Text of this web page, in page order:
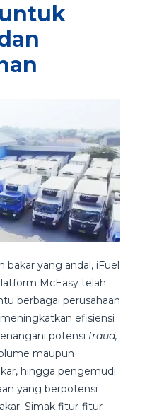
bakar yang andal, iFuel
McEasy telah
berbagai perusahaan
efisiensi
potensi fraud,
maupun
hingga pengemudi
yang berpotensi
Simak fitur-fitur